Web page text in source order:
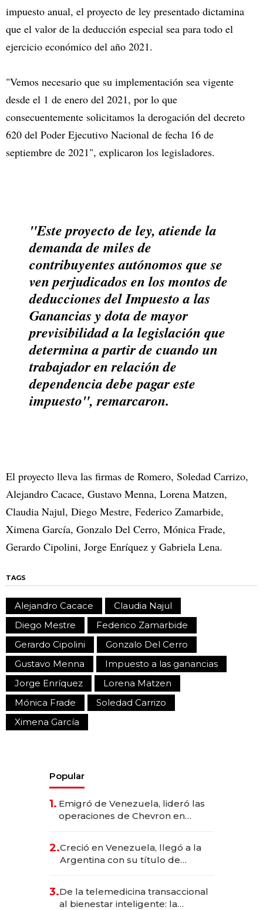
impuesto anual, el proyecto de ley presentado dictamina
que el valor de la deducción especial sea para todo el
ejercicio económico del año 2021.
"Vemos necesario que su implementación sea vigente
desde el 1 de enero del 2021, por lo que
consecuentemente solicitamos la derogación del decreto
620 del Poder Ejecutivo Nacional de fecha 16 de
septiembre de 2021", explicaron los legisladores.
"Este proyecto de ley, atiende la
demanda de miles de
contribuyentes autónomos que se
ven perjudicados en los montos de
deducciones del Impuesto a las
Ganancias y dota de mayor
previsibilidad a la legislación que
determina a partir de cuando un
trabajador en relación de
dependencia debe pagar este
impuesto", remarcaron.
El proyecto lleva las firmas de Romero, Soledad Carrizo,
Alejandro Cacace, Gustavo Menna, Lorena Matzen,
Claudia Najul, Diego Mestre, Federico Zamarbide,
Ximena García, Gonzalo Del Cerro, Mónica Frade,
Gerardo Cipolini, Jorge Enríquez y Gabriela Lena.
TAGS
Alejandro Cacace
Claudia Najul
Diego Mestre
Federico Zamarbide
Gerardo Cipolini
Gonzalo Del Cerro
Gustavo Menna
Impuesto a las ganancias
Jorge Enríquez
Lorena Matzen
Mónica Frade
Soledad Carrizo
Ximena García
Popular
1. Emigró de Venezuela, lideró las
operaciones de Chevron en
2.Creció en Venezuela, llegó a la
Argentina con su título de
las marcas "fast premium"
3.De la telemedicina transaccional
al bienestar inteligente: la